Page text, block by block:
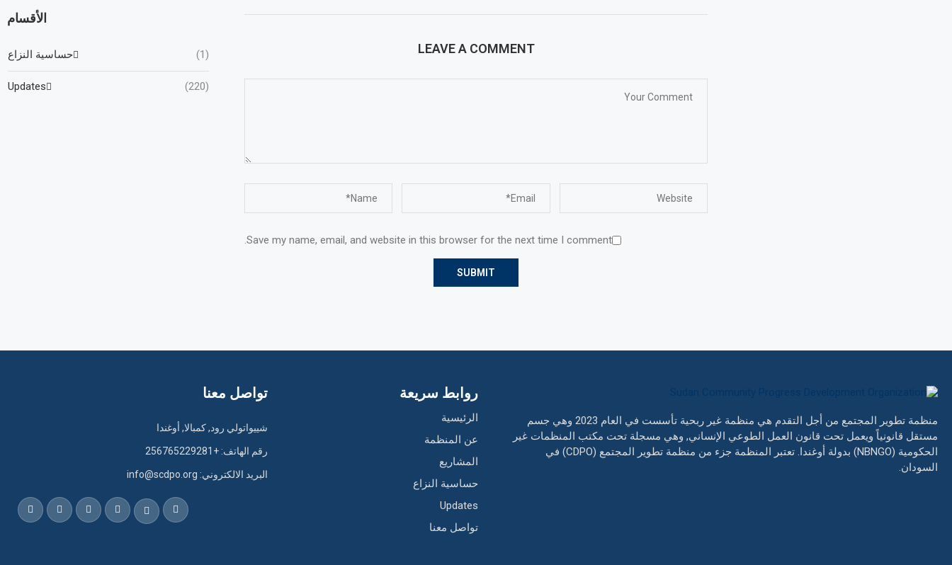
LEAVE A COMMENT
Save my name, email, and website in this browser for the next time I comment.
الأقسام
حساسية النزاع (1)
Updates (220)
منظمة تطوير المجتمع من أجل التقدم هي منظمة غير ربحية تأسست في العام 2023 وهي جسم
مستقل قانونياً ويعمل تحت قانون العمل الطوعي الإنساني, وهي مسجلة تحت مكتب المنظمات غير
الحكومية (NBNGO) بدولة أوغندا. تعتبر المنظمة جزء من منظمة تطوير المجتمع (CDPO) في
السودان.
روابط سريعة
الرئيسية
عن المنظمة
المشاريع
حساسية النزاع
Updates
تواصل معنا
تواصل معنا
شييواتولي رود, كمبالا, أوغندا
رقم الهاتف: +256765229281
البريد الالكتروني: info@scdpo.org